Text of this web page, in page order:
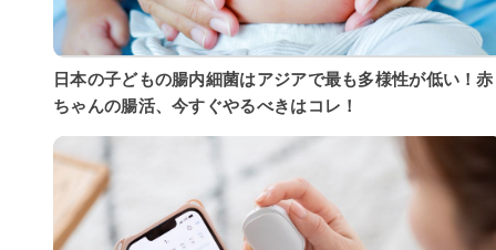
日本の子どもの腸内細菌はアジアで最も多様性が低い！赤
ちゃんの腸活、今すぐやるべきはコレ！